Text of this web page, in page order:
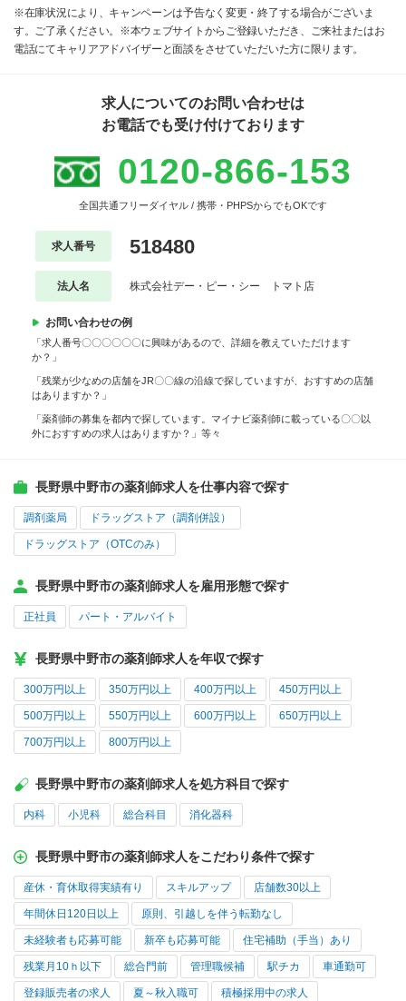
※在庫状況により、キャンペーンは予告なく変更・終了する場合がございま
す。ご了承ください。※本ウェブサイトからご登録いただき、ご来社またはお
電話にてキャリアアドバイザーと面談をさせていただいた方に限ります。
求人についてのお問い合わせは
お電話でも受け付けております
0120-866-153
全国共通フリーダイヤル / 携帯・PHPSからでもOKです
求人番号 518480
法人名 株式会社デー・ピー・シー トマト店
お問い合わせの例
「求人番号〇〇〇〇〇〇に興味があるので、詳細を教えていただけます
か？」
「残業が少なめの店舗をJR〇〇線の沿線で探していますが、おすすめの店舗
はありますか？」
「薬剤師の募集を都内で探しています。マイナビ薬剤師に載っている〇〇以
外におすすめの求人はありますか？」等々
長野県中野市の薬剤師求人を仕事内容で探す
調剤薬局 ドラッグストア（調剤併設）
ドラッグストア（OTCのみ）
長野県中野市の薬剤師求人を雇用形態で探す
正社員 パート・アルバイト
長野県中野市の薬剤師求人を年収で探す
300万円以上 350万円以上 400万円以上 450万円以上
500万円以上 550万円以上 600万円以上 650万円以上
700万円以上 800万円以上
長野県中野市の薬剤師求人を処方科目で探す
内科 小児科 総合科目 消化器科
長野県中野市の薬剤師求人をこだわり条件で探す
産休・育休取得実績有り スキルアップ 店舗数30以上
年間休日120日以上 原則、引越しを伴う転勤なし
未経験者も応募可能 新卒も応募可能 住宅補助（手当）あり
残業月10ｈ以下 総合門前 管理職候補 駅チカ 車通勤可
登録販売者の求人 夏～秋入職可 積極採用中の求人